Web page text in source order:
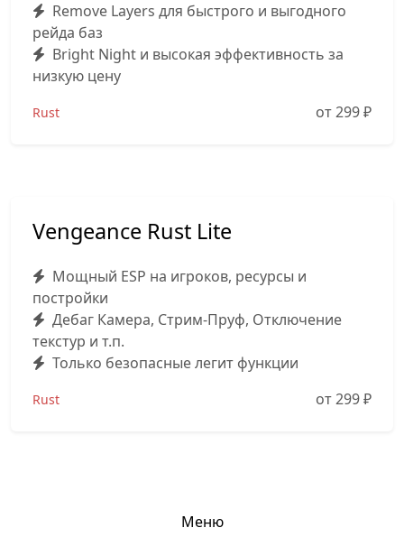
Remove Layers для быстрого и выгодного
рейда баз
Bright Night и высокая эффективность за
низкую цену
Rust от 299₽
Vengeance Rust Lite
Мощный ESP на игроков, ресурсы и
постройки
Дебаг Камера, Стрим-Пруф, Отключение
текстур и т.п.
Только безопасные легит функции
Rust от 299₽
Меню